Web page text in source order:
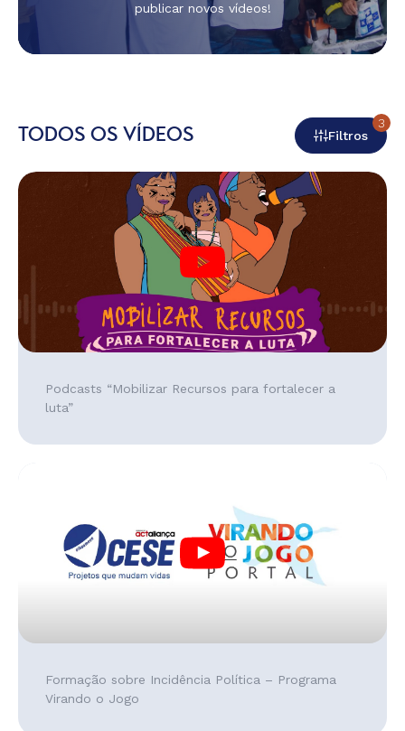
publicar novos vídeos!
TODOS OS VÍDEOS Filtros
3
Podcasts “Mobilizar Recursos para fortalecer a
luta”
Formação sobre Incidência Política – Programa
Virando o Jogo